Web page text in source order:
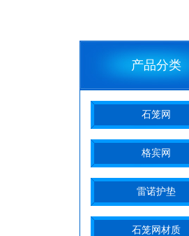
产品分类
石笼网
格宾网
雷诺护垫
石笼网材质